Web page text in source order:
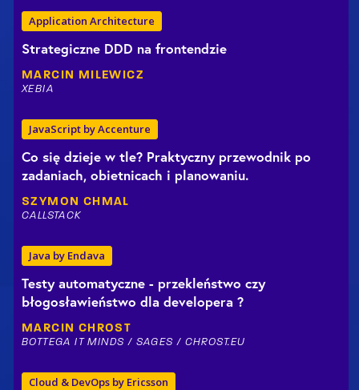
Application Architecture
Strategiczne DDD na frontendzie
MARCIN MILEWICZ
XEBIA
JavaScript by Accenture
Co się dzieje w tle? Praktyczny przewodnik po
zadaniach, obietnicach i planowaniu.
SZYMON CHMAL
CALLSTACK
Java by Endava
Testy automatyczne - przekleństwo czy
błogosławieństwo dla developera ?
MARCIN CHROST
BOTTEGA IT MINDS / SAGES / CHROST.EU
Cloud & DevOps by Ericsson